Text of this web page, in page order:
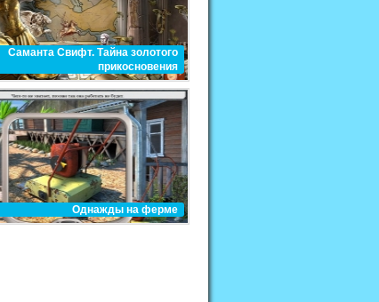
Саманта Свифт. Тайна золотого
прикосновения
Однажды на ферме